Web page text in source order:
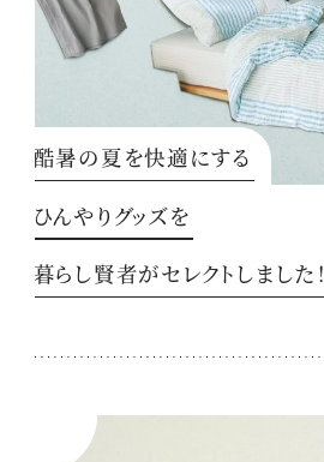
酷暑の夏を快適にする
ひんやりグッズを
暮らし賢者がセレクトしました！